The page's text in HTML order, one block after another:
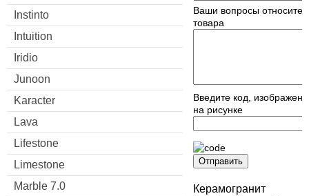
Instinto
Intuition
Iridio
Junoon
Karacter
Lava
Lifestone
Limestone
Marble 7.0
Ваши вопросы
товара
Введите код,
на рисунке
Отправить
Керамогранит